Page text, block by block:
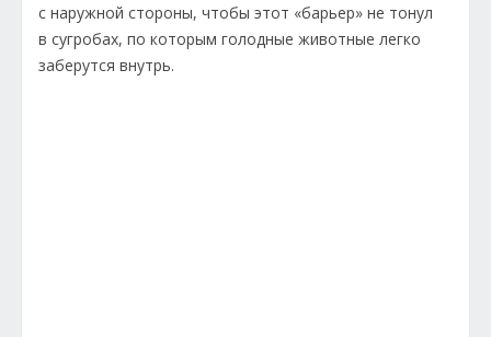
с наружной стороны, чтобы этот «барьер» не тонул
в сугробах, по которым голодные животные легко
заберутся внутрь.